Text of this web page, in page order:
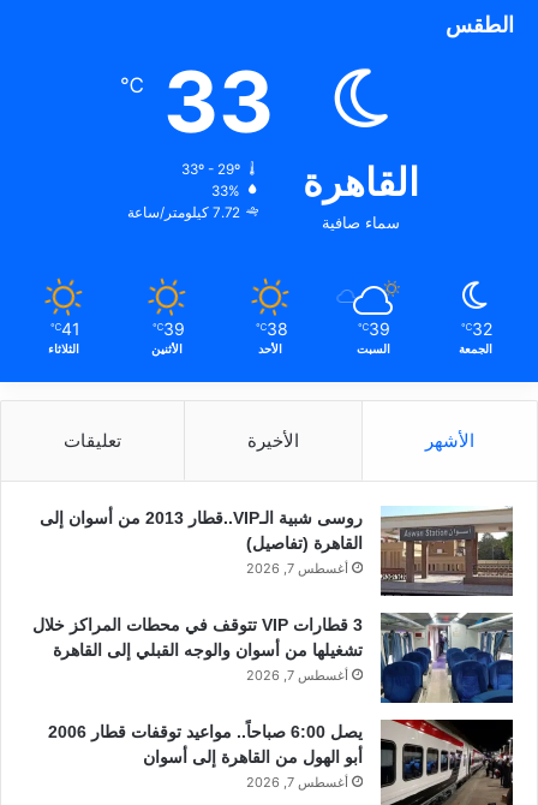
الطقس
القاهرة
سماء صافية
33
℃
33º - 29º
33%
7.72 كيلومتر/ساعة
32
℃
الجمعة
39
℃
السبت
38
℃
الأحد
39
℃
الأثنين
41
℃
الثلاثاء
الأشهر الأخيرة تعليقات
روسى شبية الـVIP..قطار 2013 من أسوان إلى
القاهرة (تفاصيل)
أغسطس 7, 2026
3 قطارات VIP تتوقف في محطات المراكز خلال
تشغيلها من أسوان والوجه القبلي إلى القاهرة
أغسطس 7, 2026
أبو الهول من القاهرة إلى أسوان
أغسطس 7, 2026